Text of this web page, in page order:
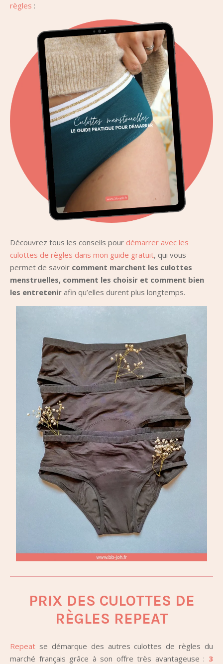
règles :
Découvrez tous les conseils pour démarrer avec les
culottes de règles dans mon guide gratuit, qui vous
permet de savoir comment marchent les culottes
menstruelles, comment les choisir et comment bien
les entretenir afin qu’elles durent plus longtemps.
PRIX DES CULOTTES DE
RÈGLES REPEAT
Repeat se démarque des autres culottes de règles du
marché français grâce à son offre très avantageuse : 3